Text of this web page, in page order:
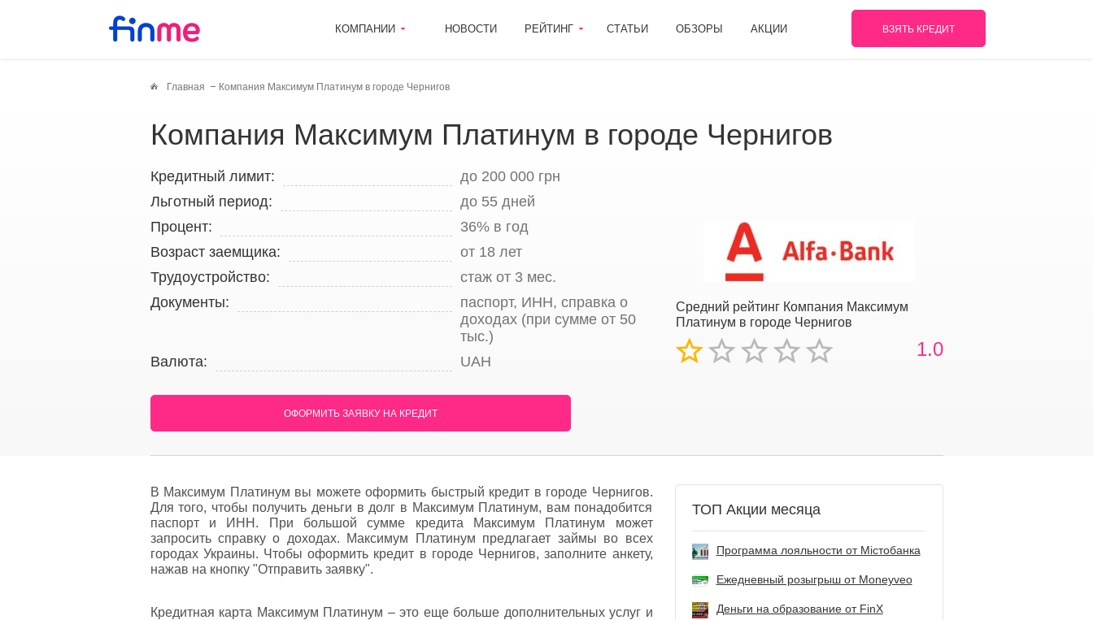
КОМПАНИИ НОВОСТИ РЕЙТИНГ СТАТЬИ ОБЗОРЫ АКЦИИ ВЗЯТЬ КРЕДИТ
Главная Компания Максимум Платинум в городе Чернигов
Компания Максимум Платинум в городе Чернигов
Средний рейтинг Компания Максимум
Платинум в городе Чернигов
1.0
Кредитный лимит:
до 200 000 грн
Льготный период:
до 55 дней
Процент:
36% в год
Возраст заемщика:
от 18 лет
Трудоустройство:
стаж от 3 мес.
Документы:
паспорт, ИНН, справка о
доходах (при сумме от 50
тыс.)
Валюта:
UAH
ОФОРМИТЬ ЗАЯВКУ НА КРЕДИТ
В Максимум Платинум вы можете оформить быстрый кредит в городе Чернигов.
Для того, чтобы получить деньги в долг в Максимум Платинум, вам понадобится
паспорт и ИНН. При большой сумме кредита Максимум Платинум может
запросить справку о доходах. Максимум Платинум предлагает займы во всех
городах Украины. Чтобы оформить кредит в городе Чернигов, заполните анкету,
нажав на кнопку "Отправить заявку".
Кредитная карта Максимум Платинум – это еще больше дополнительных услуг и
ТОП Акции месяца
Программа лояльности от Містобанка
Ежедневный розыгрыш от Мoneyveo
Деньги на образование от FinX